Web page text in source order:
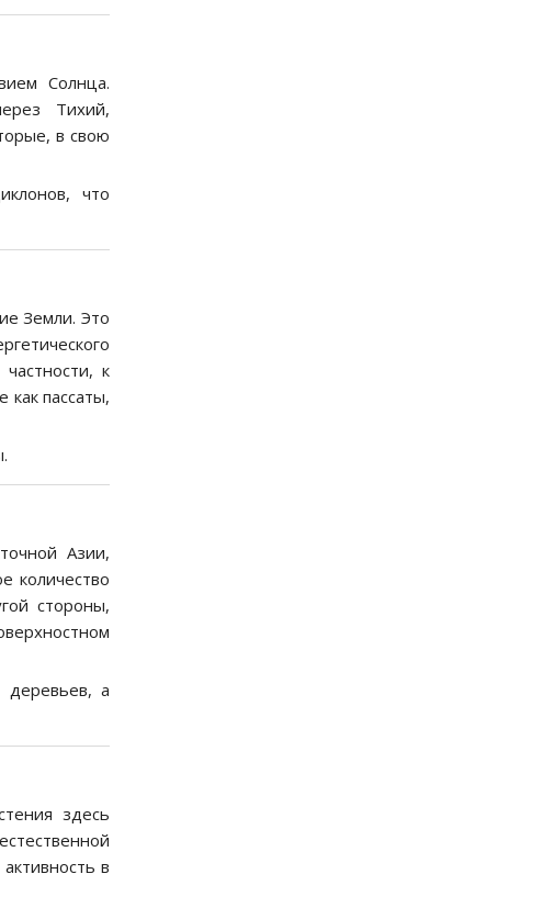
Солнца.
Тихий,
в свою
что
Земли. Это
к
пассаты,
Азии,
количество
стороны,
деревьев, а
здесь
в